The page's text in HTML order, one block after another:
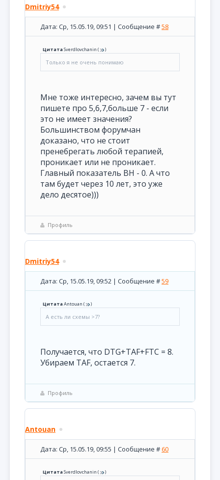
Dmitriy54
Дата: Ср, 15.05.19, 09:51 | Сообщение #58
ЦитатаSverdlovchanin ( )
Только я не очень понимаю
Мне тоже интересно, зачем вы тут
пишете про 5,6,7,больше 7 - если
это не имеет значения?
Большинством форумчан
доказано, что не стоит
пренебрегать любой терапией,
проникает или не проникает.
Главный показатель ВН - 0. А что
там будет через 10 лет, это уже
дело десятое)))
Профиль
Dmitriy54
Дата: Ср, 15.05.19, 09:52 | Сообщение #59
ЦитатаAntouan ( )
А есть ли схемы >7?
Получается, что DTG+TAF+FTC = 8.
Убираем TAF, остается 7.
Профиль
Antouan
Дата: Ср, 15.05.19, 09:55 | Сообщение #60
ЦитатаSverdlovchanin ( )